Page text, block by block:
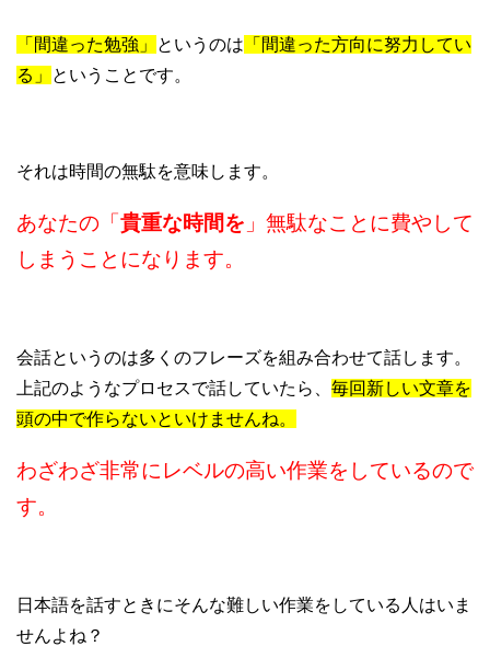
「間違った勉強」 というのは 「間違った方向に努力してい
る」
ということです。
それは時間の無駄を意味します。
あなたの「 貴重な時間を 」無駄なことに費やして
しまうことになります。
会話というのは多くのフレーズを組み合わせて話します。
上記のようなプロセスで話していたら、 毎回新しい文章を
頭の中で作らないといけませんね。
わざわざ非常にレベルの高い作業をしているので
す。
日本語を話すときにそんな難しい作業をしている人はいま
せんよね？